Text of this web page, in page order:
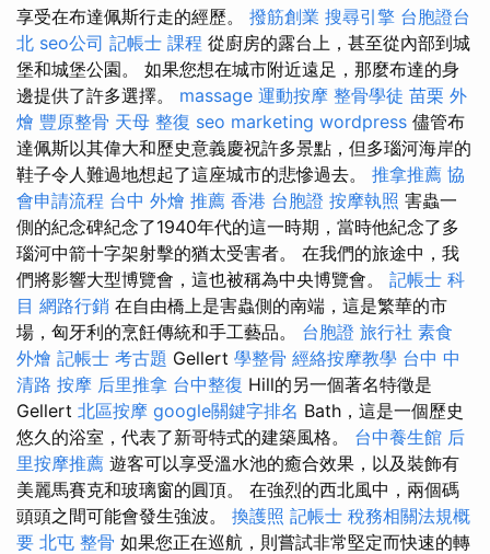
享受在布達佩斯行走的經歷。 撥筋創業 搜尋引擎 台胞證台
北 seo公司 記帳士 課程 從廚房的露台上，甚至從內部到城
堡和城堡公園。 如果您想在城市附近遠足，那麼布達的身
邊提供了許多選擇。 massage 運動按摩 整骨學徒 苗栗 外
燴 豐原整骨 天母 整復 seo marketing wordpress 儘管布
達佩斯以其偉大和歷史意義慶祝許多景點，但多瑙河海岸的
鞋子令人難過地想起了這座城市的悲慘過去。 推拿推薦 協
會申請流程 台中 外燴 推薦 香港 台胞證 按摩執照 害蟲一
側的紀念碑紀念了1940年代的這一時期，當時他紀念了多
瑙河中箭十字架射擊的猶太受害者。 在我們的旅途中，我
們將影響大型博覽會，這也被稱為中央博覽會。 記帳士 科
目 網路行銷 在自由橋上是害蟲側的南端，這是繁華的市
場，匈牙利的烹飪傳統和手工藝品。 台胞證 旅行社 素食
外燴 記帳士 考古題 Gellert 學整骨 經絡按摩教學 台中 中
清路 按摩 后里推拿 台中整復 Hill的另一個著名特徵是
Gellert 北區按摩 google關鍵字排名 Bath，這是一個歷史
悠久的浴室，代表了新哥特式的建築風格。 台中養生館 后
里按摩推薦 遊客可以享受溫水池的癒合效果，以及裝飾有
美麗馬賽克和玻璃窗的圓頂。 在強烈的西北風中，兩個碼
頭頭之間可能會發生強波。 換護照 記帳士 稅務相關法規概
要 北屯 整骨 如果您正在巡航，則嘗試非常堅定而快速的轉